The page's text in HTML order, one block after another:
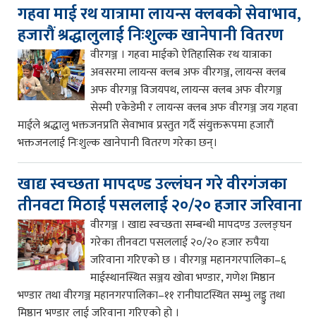
गहवा माई रथ यात्रामा लायन्स क्लबको सेवाभाव,
हजारौं श्रद्धालुलाई निःशुल्क खानेपानी वितरण
वीरगञ्ज । गहवा माईको ऐतिहासिक रथ यात्राका
अवसरमा लायन्स क्लब अफ वीरगञ्ज, लायन्स क्लब
अफ वीरगञ्ज विजयपथ, लायन्स क्लब अफ वीरगञ्ज
सेस्मी एकेडेमी र लायन्स क्लब अफ वीरगञ्ज जय गहवा
माईले श्रद्धालु भक्तजनप्रति सेवाभाव प्रस्तुत गर्दै संयुक्तरूपमा हजारौं
भक्तजनलाई निःशुल्क खानेपानी वितरण गरेका छन्।
खाद्य स्वच्छता मापदण्ड उल्लंघन गरे वीरगंजका
तीनवटा मिठाई पसललाई २०/२० हजार जरिवाना
वीरगञ्ज । खाद्य स्वच्छता सम्बन्धी मापदण्ड उल्लङ्घन
गरेका तीनवटा पसललाई २०/२० हजार रुपैया
जरिवाना गरिएको छ । वीरगञ्ज महानगरपालिका–६
माईस्थानस्थित सञ्जय खोवा भण्डार, गणेश मिष्ठान
भण्डार तथा वीरगञ्ज महानगरपालिका–११ रानीघाटस्थित सम्भु लड्डु तथा
मिष्ठान भण्डार लाई जरिवाना गरिएको हो ।